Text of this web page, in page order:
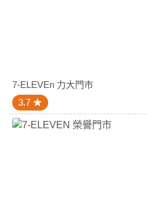
7-ELEVEn 力大門市
3.7